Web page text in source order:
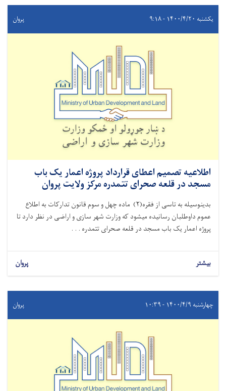
یکشنبه ۱۴۰۰/۴/۲۰ - ۹:۱۸ پروان
اطلاعیه تصمیم اعطای قرارداد پروژه اعمار یک باب
مسجد در قلعه صحرای تتمدره مرکز ولایت پروان
بدینوسیله به تاسی از فقره(۲) ماده چهل و سوم قانون تدارکات به اطلاع
عموم داوطلبان رسانیده میشود که وزارت شهر سازی و اراضی در نظر دارد تا
پروژه اعمار یک باب مسجد در قلعه صحرای تتمدره . . .
بیشتر پروان
چهارشنبه ۱۴۰۰/۴/۹ - ۱۰:۳۹ پروان